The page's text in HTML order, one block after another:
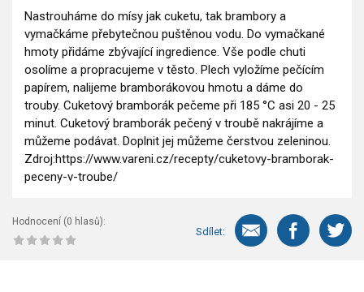
Nastrouháme do mísy jak cuketu, tak brambory a
vymačkáme přebytečnou puštěnou vodu. Do vymačkané
hmoty přidáme zbývající ingredience. Vše podle chuti
osolíme a propracujeme v těsto. Plech vyložíme pečícím
papírem, nalijeme bramborákovou hmotu a dáme do
trouby. Cuketový bramborák pečeme při 185 °C asi 20 - 25
minut. Cuketový bramborák pečený v troubě nakrájíme a
můžeme podávat. Doplnit jej můžeme čerstvou zeleninou.
Zdroj:https://www.vareni.cz/recepty/cuketovy-bramborak-
peceny-v-troube/
Hodnocení (0 hlasů):
Sdílet: